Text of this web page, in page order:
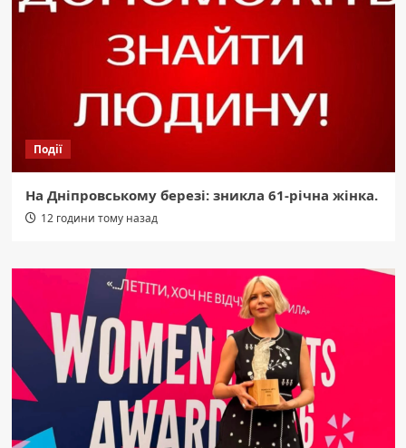
Події
На Дніпровському березі: зникла 61-річна жінка.
12 години тому назад